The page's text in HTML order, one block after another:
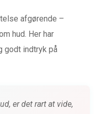
afgørende –
hud. Her har
godt indtryk på
er det rart at vide,